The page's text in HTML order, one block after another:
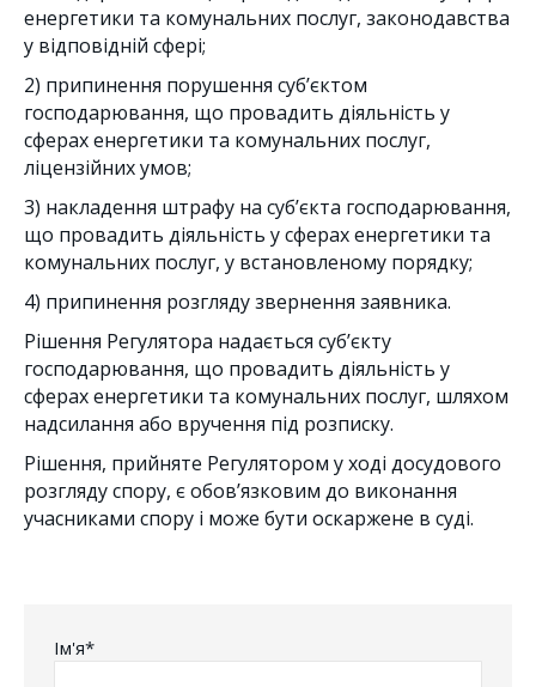
енергетики та комунальних послуг, законодавства
у відповідній сфері;
2) припинення порушення суб’єктом
господарювання, що провадить діяльність у
сферах енергетики та комунальних послуг,
ліцензійних умов;
3) накладення штрафу на суб’єкта господарювання,
що провадить діяльність у сферах енергетики та
комунальних послуг, у встановленому порядку;
4) припинення розгляду звернення заявника.
Рішення Регулятора надається суб’єкту
господарювання, що провадить діяльність у
сферах енергетики та комунальних послуг, шляхом
надсилання або вручення під розписку.
Рішення, прийняте Регулятором у ході досудового
розгляду спору, є обов’язковим до виконання
учасниками спору і може бути оскаржене в суді.
Iм'я*